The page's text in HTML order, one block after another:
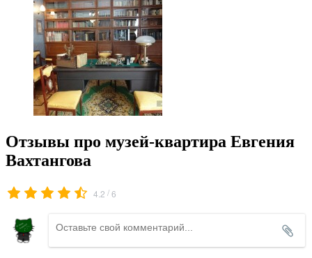
Отзывы про музей-квартира Евгения
Вахтангова
4.2 /6